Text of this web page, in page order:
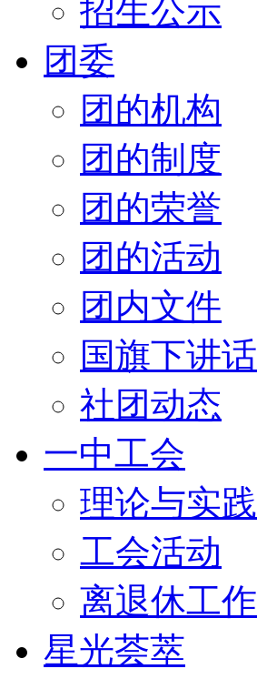
招生公示
团委
团的机构
团的制度
团的荣誉
团的活动
团内文件
国旗下讲话
社团动态
一中工会
理论与实践
工会活动
离退休工作
星光荟萃